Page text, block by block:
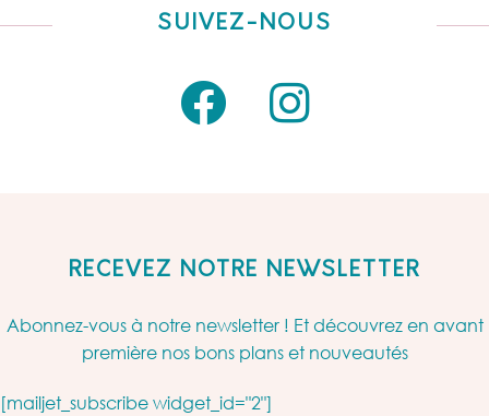
SUIVEZ-NOUS
RECEVEZ NOTRE NEWSLETTER
Abonnez-vous à notre newsletter ! Et découvrez en avant
première nos bons plans et nouveautés
[mailjet_subscribe widget_id="2"]